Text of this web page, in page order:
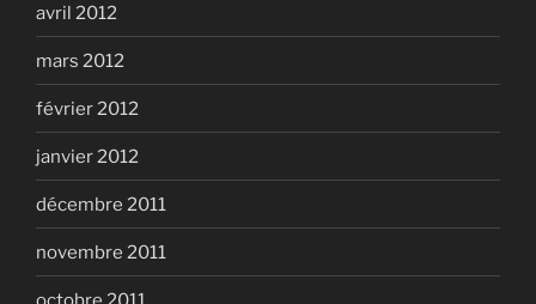
avril 2012
mars 2012
février 2012
janvier 2012
décembre 2011
novembre 2011